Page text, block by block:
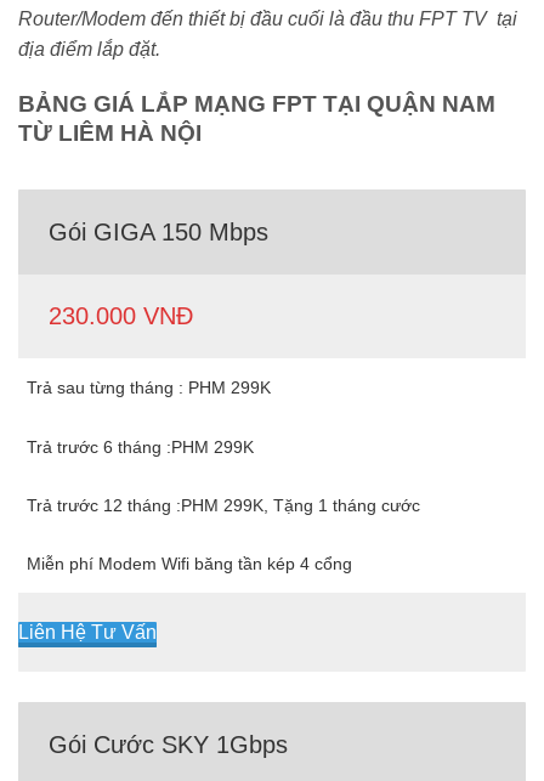
Router/Modem đến thiết bị đầu cuối là đầu thu FPT TV tại
địa điểm lắp đặt.
BẢNG GIÁ LẮP MẠNG FPT TẠI QUẬN NAM
TỪ LIÊM HÀ NỘI
Gói GIGA 150 Mbps
230.000 VNĐ
Trả sau từng tháng : PHM 299K
Trả trước 6 tháng :PHM 299K
Trả trước 12 tháng :PHM 299K, Tặng 1 tháng cước
Miễn phí Modem Wifi băng tần kép 4 cổng
Liên Hệ Tư Vấn
Gói Cước SKY 1Gbps